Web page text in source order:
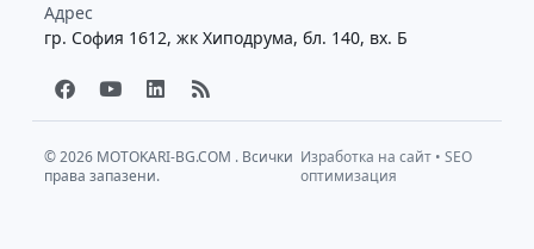
Адрес
гр. София 1612, жк Хиподрума, бл. 140, вх. Б
F
a
c
b
o
Y
o
u
u
b
L
i
n
e
d
R
s
s
© 2026 MOTOKARI-BG.COM . Всички
права запазени.
Изработка на сайт •SEO
оптимизация